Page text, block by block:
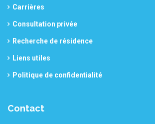
Carrières
Consultation privée
Recherche de résidence
Liens utiles
Politique de confidentialité
Contact